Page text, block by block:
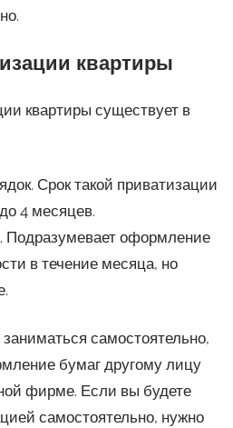
квартиры
квартиры существует в
Срок такой приватизации
4 месяцев.
Подразумевает оформление
в течение месяца, но
самостоятельно,
бумаг другому лицу
фирме. Если вы будете
самостоятельно, нужно